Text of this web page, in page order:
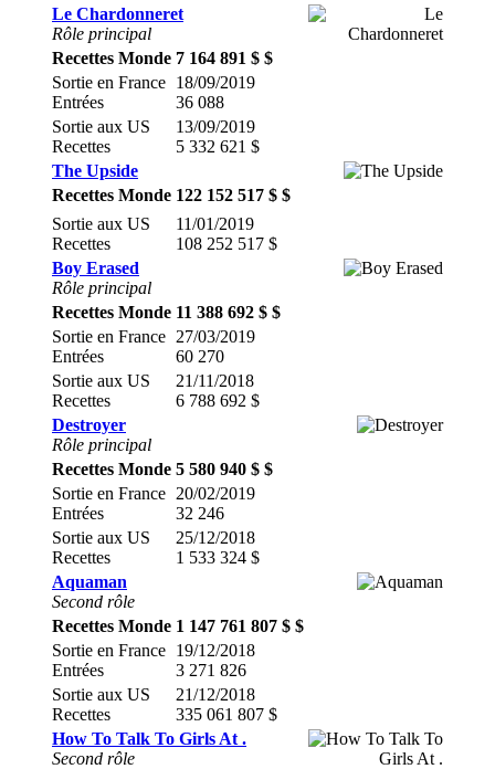
Le Chardonneret
Rôle principal
Recettes Monde 7 164 891 $ $
Sortie en France
Entrées
18/09/2019
36 088
Sortie aux US
Recettes
13/09/2019
5 332 621 $
The Upside
Recettes Monde 122 152 517 $ $
Sortie aux US
Recettes
11/01/2019
108 252 517 $
Boy Erased
Rôle principal
Recettes Monde 11 388 692 $ $
Sortie en France
Entrées
27/03/2019
60 270
Sortie aux US
Recettes
21/11/2018
6 788 692 $
Destroyer
Rôle principal
Recettes Monde 5 580 940 $ $
Sortie en France
Entrées
20/02/2019
32 246
Sortie aux US
Recettes
25/12/2018
1 533 324 $
Aquaman
Second rôle
Recettes Monde 1 147 761 807 $ $
Sortie en France
Entrées
19/12/2018
3 271 826
Sortie aux US
Recettes
21/12/2018
335 061 807 $
How To Talk To Girls At .
Second rôle